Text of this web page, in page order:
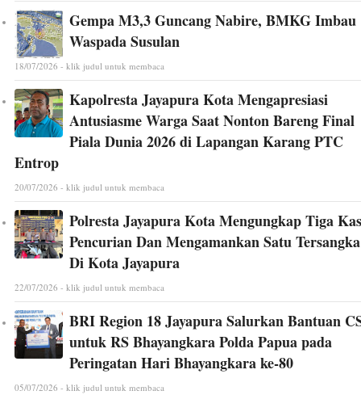
Gempa M3,3 Guncang Nabire, BMKG Imbau
Waspada Susulan
18/07/2026 - klik judul untuk membaca
Kapolresta Jayapura Kota Mengapresiasi
Antusiasme Warga Saat Nonton Bareng Final
Piala Dunia 2026 di Lapangan Karang PTC
Entrop
20/07/2026 - klik judul untuk membaca
Polresta Jayapura Kota Mengungkap Tiga
Pencurian Dan Mengamankan Satu Tersangka
Di Kota Jayapura
22/07/2026 - klik judul untuk membaca
BRI Region 18 Jayapura Salurkan Bantuan
untuk RS Bhayangkara Polda Papua pada
Peringatan Hari Bhayangkara ke-80
05/07/2026 - klik judul untuk membaca